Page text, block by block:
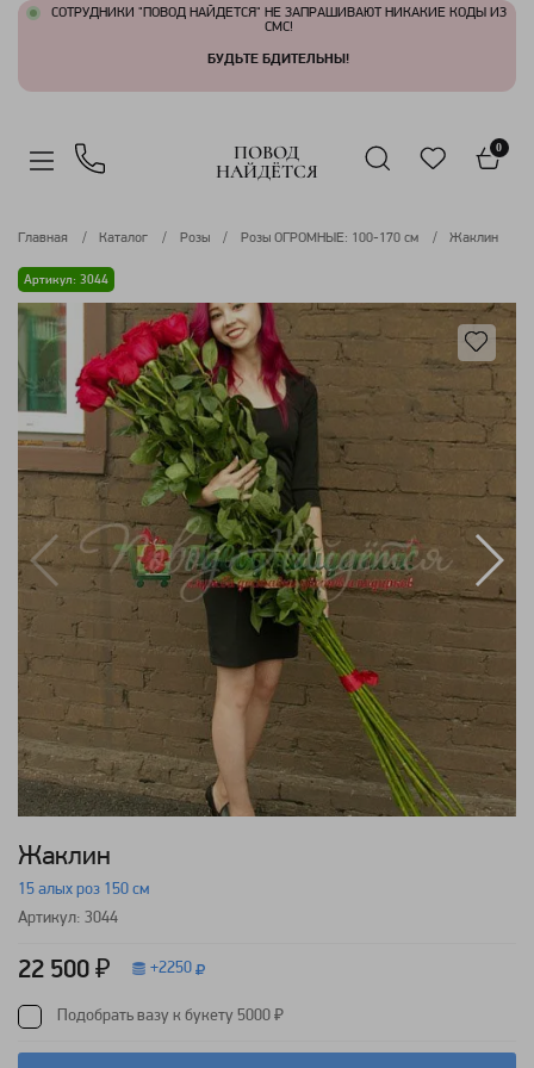
СОТРУДНИКИ "ПОВОД НАЙДЕТСЯ" НЕ ЗАПРАШИВАЮТ НИКАКИЕ КОДЫ ИЗ
СМС!
БУДЬТЕ БДИТЕЛЬНЫ!
ПОВОД
НАЙДЁТСЯ
0
Главная Каталог Розы Розы ОГРОМНЫЕ: 100-170 см Жаклин
Артикул: 3044
Жаклин
15 алых роз 150 см
Артикул: 3044
22 500 ₽ +2250
Подобрать вазу к букету 5000 ₽